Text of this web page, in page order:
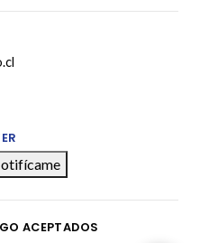
ACEPTADOS